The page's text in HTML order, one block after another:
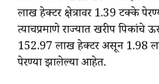
लाख हेक्टर क्षेत्रावर 1.39 टक्के
त्याचप्रमाणे राज्यात खरीप पिकांचे
152.97 लाख हेक्टर असून 1.98
पेरण्या झालेल्या आहेत.